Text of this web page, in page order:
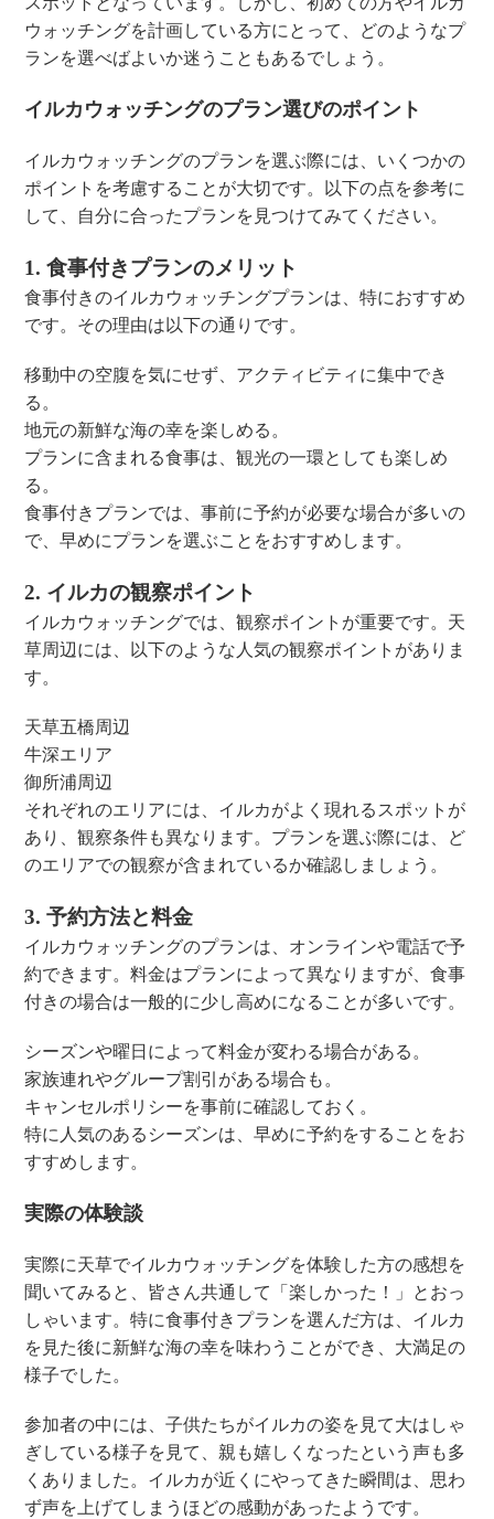
ウォッチングを計画している方にとって、どのようなプ
ランを選べばよいか迷うこともあるでしょう。
イルカウォッチングのプラン選びのポイント
イルカウォッチングのプランを選ぶ際には、いくつかの
ポイントを考慮することが大切です。以下の点を参考に
して、自分に合ったプランを見つけてみてください。
1. 食事付きプランのメリット
食事付きのイルカウォッチングプランは、特におすすめ
です。その理由は以下の通りです。
移動中の空腹を気にせず、アクティビティに集中でき
る。
地元の新鮮な海の幸を楽しめる。
プランに含まれる食事は、観光の一環としても楽しめ
る。
食事付きプランでは、事前に予約が必要な場合が多いの
で、早めにプランを選ぶことをおすすめします。
2. イルカの観察ポイント
イルカウォッチングでは、観察ポイントが重要です。天
草周辺には、以下のような人気の観察ポイントがありま
す。
天草五橋周辺
牛深エリア
御所浦周辺
それぞれのエリアには、イルカがよく現れるスポットが
あり、観察条件も異なります。プランを選ぶ際には、ど
のエリアでの観察が含まれているか確認しましょう。
3. 予約方法と料金
イルカウォッチングのプランは、オンラインや電話で予
約できます。料金はプランによって異なりますが、食事
付きの場合は一般的に少し高めになることが多いです。
シーズンや曜日によって料金が変わる場合がある。
家族連れやグループ割引がある場合も。
キャンセルポリシーを事前に確認しておく。
特に人気のあるシーズンは、早めに予約をすることをお
すすめします。
実際の体験談
実際に天草でイルカウォッチングを体験した方の感想を
聞いてみると、皆さん共通して「楽しかった！」とおっ
しゃいます。特に食事付きプランを選んだ方は、イルカ
を見た後に新鮮な海の幸を味わうことができ、大満足の
様子でした。
参加者の中には、子供たちがイルカの姿を見て大はしゃ
ぎしている様子を見て、親も嬉しくなったという声も多
くありました。イルカが近くにやってきた瞬間は、思わ
ず声を上げてしまうほどの感動があったようです。